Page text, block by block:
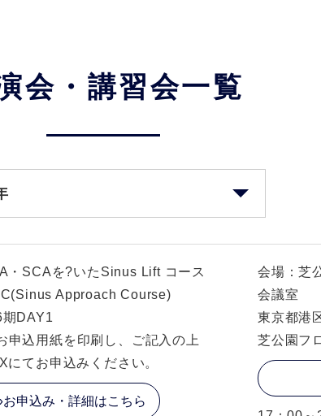
会・講習会一覧
・SCAを?いたSinus Lift コース
Approach Course)
期DAY1
申込用紙を印刷し、ご記入の上
にてお申込みください。
お申込み・詳細はこちら
会場：芝
会議室
東京都港
芝公園フ